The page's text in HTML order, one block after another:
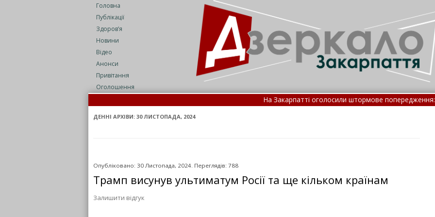
Головна
Публікації
Здоров’я
Новини
Відео
Анонси
Привітання
Оголошення
На Закарпатті оголосили штормове попередження: де очікуються
На Закарпатті затримали 66-річного чоловіка за підозрою у
ДЕННІ АРХІВИ: 30 ЛИСТОПАДА, 2024
Опубліковано: 30 Листопада, 2024. Переглядів: 788
Трамп висунув ультиматум Росії та ще кільком країнам
Залишити відгук